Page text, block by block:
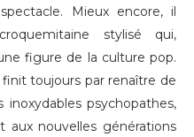
Mieux encore, il
stylisé qui,
figure de la culture pop.
toujours par renaître de
inoxydables psychopathes,
aux nouvelles générations